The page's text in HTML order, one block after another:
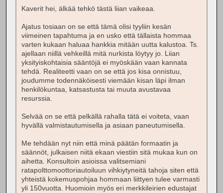
Kaverit hei, älkää tehkö tästä liian vaikeaa.
Ajatus tosiaan on se että tämä olisi tyyliin kesän
viimeinen tapahtuma ja en usko että tällaista hommaa
varten kukaan haluaa hankkia mitään uutta kalustoa. Ts.
ajellaan niillä vehkeillä mitä nurkista löytyy jo. Liian
yksityiskohtaisia sääntöjä ei myöskään vaan kannata
tehdä. Realiteetti vaan on se että jos kisa onnistuu,
joudumme todennäköisesti viemään kisan läpi ilman
henkilökuntaa, katsastusta tai muuta avustavaa
resurssia.
Selvää on se että pelkällä rahalla tätä ei voiteta, vaan
hyvällä valmistautumisella ja asiaan paneutumisella.
Me tehdään nyt niin että minä päätän formaatin ja
säännöt, julkaisen niitä ekaan viestiin sitä mukaa kun on
aihetta. Konsultoin asioissa valitsemiani
ratapolttomoottoriautoiluun vihkiytyneitä tahoja siten että
yhteistä kokemuspohjaa hommaan liittyen tulee varmasti
yli 150vuotta. Huomioin myös eri merkkileirien edustajat